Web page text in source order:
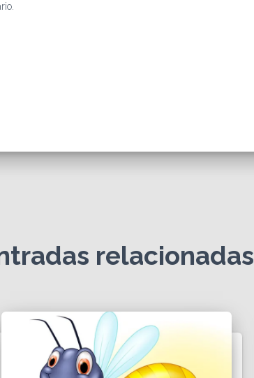
relacionadas